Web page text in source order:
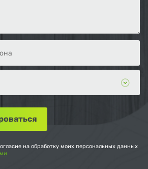
на обработку моих персональных данных